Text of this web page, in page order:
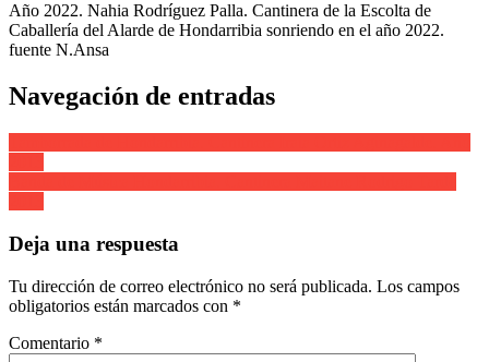
Año 2022. Nahia Rodríguez Palla. Cantinera de la Escolta de
Caballería del Alarde de Hondarribia sonriendo en el año 2022.
fuente N.Ansa
Navegación de entradas
Deja una respuesta
Tu dirección de correo electrónico no será publicada. Los campos
obligatorios están marcados con *
Comentario *